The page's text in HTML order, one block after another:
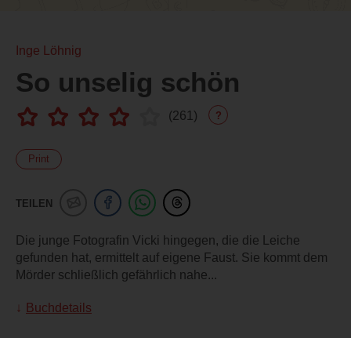
Inge Löhnig
So unselig schön
(261 ) ?
Print
TEILEN
Die junge Fotografin Vicki hingegen, die die Leiche
gefunden hat, ermittelt auf eigene Faust. Sie kommt dem
Mörder schließlich gefährlich nahe...
Buchdetails